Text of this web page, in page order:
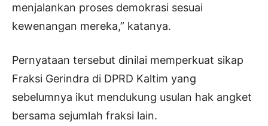
menjalankan proses demokrasi sesuai
kewenangan mereka,” katanya.
Pernyataan tersebut dinilai memperkuat sikap
Fraksi Gerindra di DPRD Kaltim yang
sebelumnya ikut mendukung usulan hak angket
bersama sejumlah fraksi lain.